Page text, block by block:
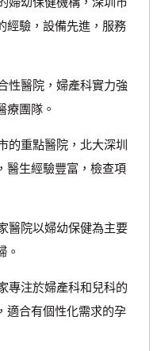
經驗，設備先進，服務
醫院，婦產科實力強
療團隊。
重點醫院，北大深圳
醫生經驗豐富，檢查項
院以婦幼保健為主要
。
注於婦產科和兒科的
適合有個性化需求的孕